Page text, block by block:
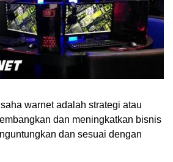
warnet adalah strategi atau
dan meningkatkan bisnis
dan sesuai dengan